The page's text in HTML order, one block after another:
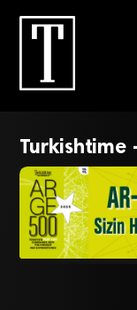
Turkishtime